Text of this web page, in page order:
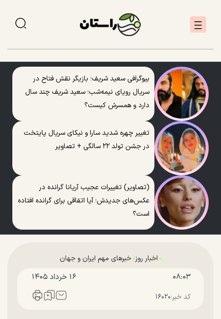
بیوگرافی سعید شریف؛ بازیگر نقش فتاح در
سریال رویای نیمه‌شب؛ سعید شریف چند سال
دارد و همسرش کیست؟
تغییر چهره شدید سارا و نیکای سریال پایتخت
در جشن تولد ۲۲ سالگی + تصاویر
(تصاویر) تغییرات عجیب آریانا گرانده در
عکس‌های جدیدش؛ آیا اتفاقی برای گرانده افتاده
است؟
اخبار روز خبرهای مهم ایران و جهان
۰۸:۰۳ ۱۶ خرداد ۱۴۰۵
کد خبر:۱۶۰۲۰